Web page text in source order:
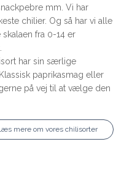
mm. Vi har
chilier. Og så har vi alle
fra 0-14 er
har sin særlige
paprikasmag eller
på vej til at vælge den
mere om vores chilisorter